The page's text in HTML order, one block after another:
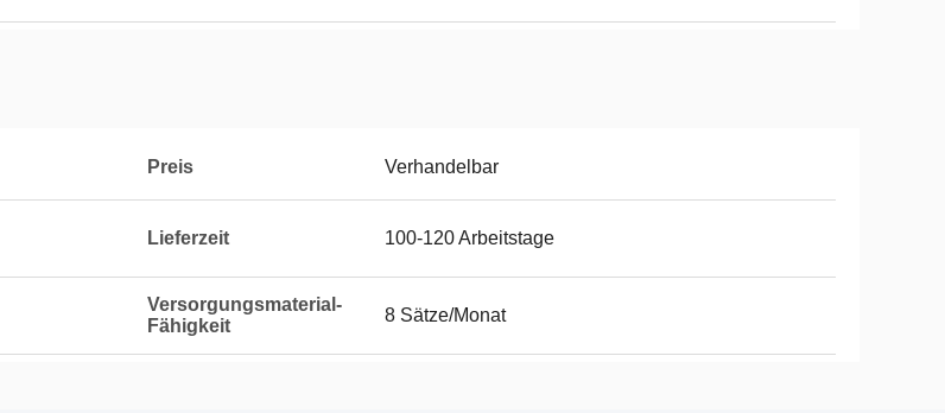
Preis Verhandelbar
Lieferzeit 100-120 Arbeitstage
Versorgungsmaterial-
Fähigkeit
8 Sätze/Monat